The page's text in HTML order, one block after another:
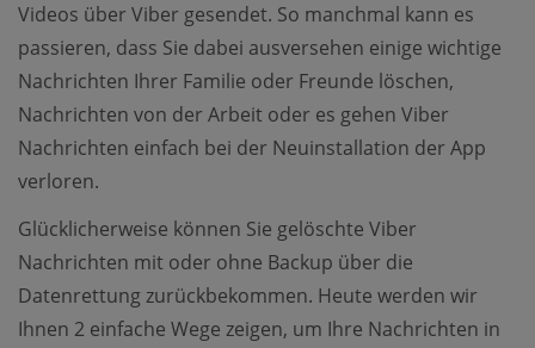
Videos über Viber gesendet. So manchmal kann es
passieren, dass Sie dabei ausversehen einige wichtige
Nachrichten Ihrer Familie oder Freunde löschen,
Nachrichten von der Arbeit oder es gehen Viber
Nachrichten einfach bei der Neuinstallation der App
verloren.
Glücklicherweise können Sie gelöschte Viber
Nachrichten mit oder ohne Backup über die
Datenrettung zurückbekommen. Heute werden wir
Ihnen 2 einfache Wege zeigen, um Ihre Nachrichten in